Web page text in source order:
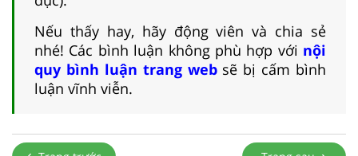
Nếu thấy hay, hãy động viên và chia sẻ
nhé! Các bình luận không phù hợp với nội
quy bình luận trang websẽ bị cấm bình
luận vĩnh viễn.